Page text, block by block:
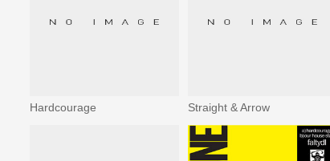
Hardcourage Straight & Arrow